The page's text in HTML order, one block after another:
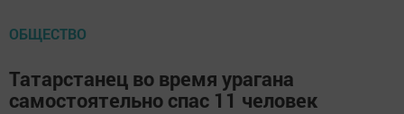
ОБЩЕСТВО
Татарстанец во время урагана
самостоятельно спас 11 человек